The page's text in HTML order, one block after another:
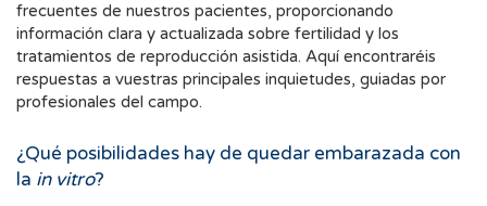
frecuentes de nuestros pacientes, proporcionando
información clara y actualizada sobre fertilidad y los
tratamientos de reproducción asistida. Aquí encontraréis
respuestas a vuestras principales inquietudes, guiadas por
profesionales del campo.
¿Qué posibilidades hay de quedar embarazada con
la in vitro?